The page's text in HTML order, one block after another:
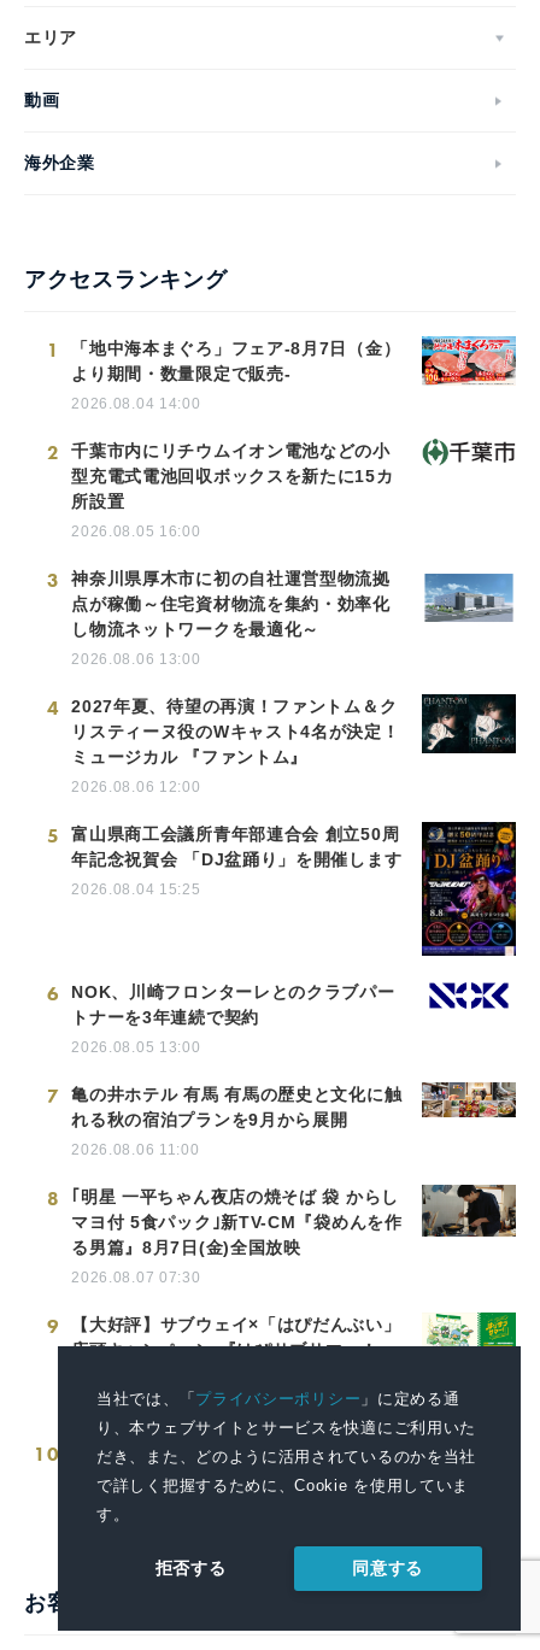
当社では、「プライバシーポリシー 」に定める通
り、本ウェブサイトとサービスを快適にご利用いた
だき、また、どのように活用されているのかを当社
で詳しく把握するために、Cookie を使用していま
す。
拒否する 同意する
エリア
動画
海外企業
アクセスランキング
1
「地中海本まぐろ」フェア-8月7日（金）
より期間・数量限定で販売-
2026.08.04 14:00
2
千葉市内にリチウムイオン電池などの小
型充電式電池回収ボックスを新たに15カ
所設置
2026.08.05 16:00
3
神奈川県厚木市に初の自社運営型物流拠
点が稼働～住宅資材物流を集約・効率化
し物流ネットワークを最適化～
2026.08.06 13:00
4
2027年夏、待望の再演！ファントム＆ク
リスティーヌ役のWキャスト4名が決定！
ミュージカル 『ファントム』
2026.08.06 12:00
5
富山県商工会議所青年部連合会 創立50周
年記念祝賀会 「DJ盆踊り」を開催します
2026.08.04 15:25
6
NOK、川崎フロンターレとのクラブパー
トナーを3年連続で契約
2026.08.05 13:00
7
亀の井ホテル 有馬 有馬の歴史と文化に触
れる秋の宿泊プランを9月から展開
2026.08.06 11:00
8
｢明星 一平ちゃん夜店の焼そば 袋 からし
マヨ付 5食パック｣新TV-CM『袋めんを作
る男篇』8月7日(金)全国放映
2026.08.07 07:30
9
【大好評】サブウェイ×「はぴだんぶい」
店頭キャンペーン 『はぴサブサマー！』
2026.07.31 11:00
10
愛媛県「災害時医療提供体制確保事業」
向け医療コンテナを納品
2026.03.19 14:00
お客様の声・活用事例